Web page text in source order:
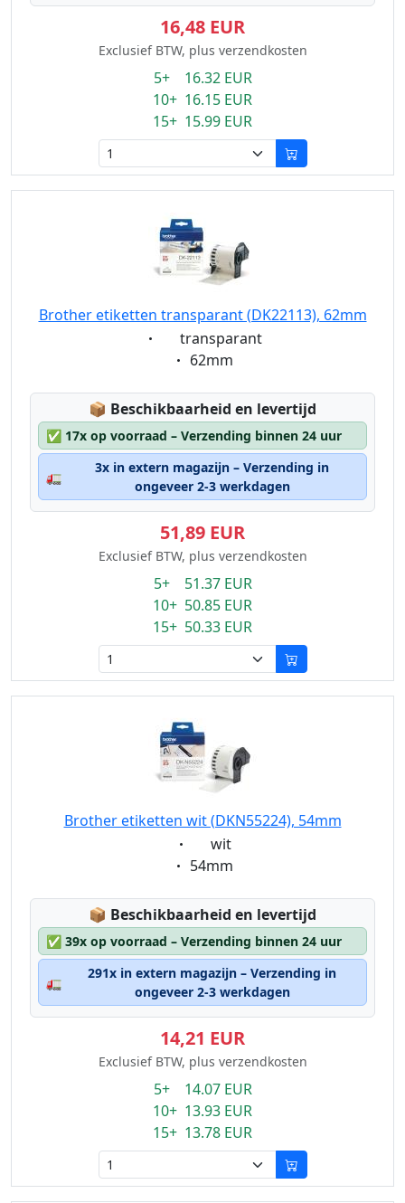
16,48 EUR
Exclusief BTW, plus verzendkosten
5+ 16.32 EUR
10+ 16.15 EUR
15+ 15.99 EUR
Brother etiketten transparant (DK22113), 62mm
Eigenschaft:
transparant
Eigenschaft:
62mm
📦 Lagerstatus:
Beschikbaarheid en levertijd
✅ 17x op voorraad – Verzending binnen 24 uur
🚛
3x in extern magazijn – Verzending in
ongeveer 2-3 werkdagen
51,89 EUR
Exclusief BTW, plus verzendkosten
5+ 51.37 EUR
10+ 50.85 EUR
15+ 50.33 EUR
Brother etiketten wit (DKN55224), 54mm
Eigenschaft:
wit
Eigenschaft:
54mm
📦 Lagerstatus:
Beschikbaarheid en levertijd
✅ 39x op voorraad – Verzending binnen 24 uur
🚛
291x in extern magazijn – Verzending in
ongeveer 2-3 werkdagen
14,21 EUR
Exclusief BTW, plus verzendkosten
5+ 14.07 EUR
10+ 13.93 EUR
15+ 13.78 EUR